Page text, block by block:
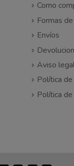
Como
Formas
Envíos
Aviso
Política
Política